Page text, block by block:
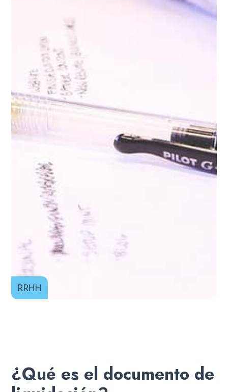
RRHH
¿Qué es el documento de